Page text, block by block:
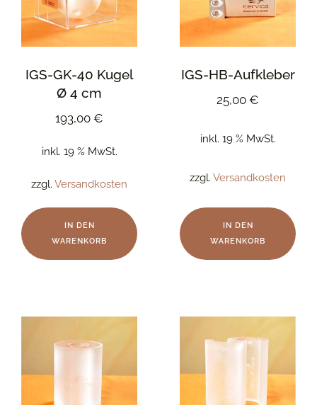
IGS-GK-40 Kugel
Ø 4 cm
193,00 €
inkl. 19 % MwSt.
zzgl. Versandkosten
IN DEN
WARENKORB
IGS-HB-Aufkleber
25,00 €
inkl. 19 % MwSt.
zzgl. Versandkosten
IN DEN
WARENKORB